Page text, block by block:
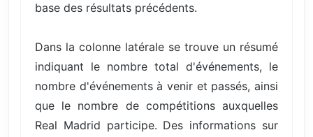
base des résultats précédents.
Dans la colonne latérale se trouve un résumé
indiquant le nombre total d'événements, le
nombre d'événements à venir et passés, ainsi
que le nombre de compétitions auxquelles
Real Madrid participe. Des informations sur